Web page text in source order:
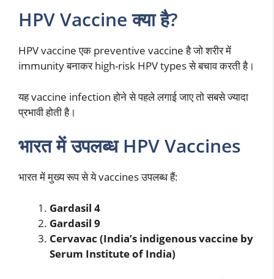
HPV Vaccine क्या है?
HPV vaccine एक preventive vaccine है जो शरीर में
immunity बनाकर high-risk HPV types से बचाव करती है।
यह vaccine infection होने से पहले लगाई जाए तो सबसे ज्यादा
प्रभावी होती है।
भारत में उपलब्ध HPV Vaccines
भारत में मुख्य रूप से ये vaccines उपलब्ध हैं:
Gardasil 4
Gardasil 9
Cervavac (India’s indigenous vaccine by
Serum Institute of India)